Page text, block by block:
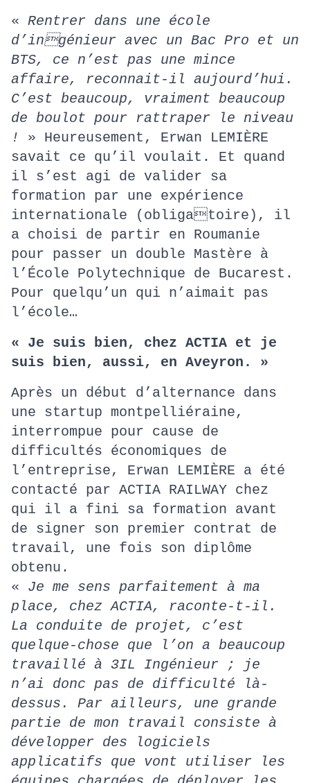
« Rentrer dans une école
d’ingénieur avec un Bac Pro et un
BTS, ce n’est pas une mince
affaire, reconnait-il aujourd’hui.
C’est beaucoup, vraiment beaucoup
de boulot pour rattraper le niveau
! » Heureusement, Erwan LEMIÈRE
savait ce qu’il voulait. Et quand
il s’est agi de valider sa
formation par une expérience
internationale (obligatoire), il
a choisi de partir en Roumanie
pour passer un double Mastère à
l’École Polytechnique de Bucarest.
Pour quelqu’un qui n’aimait pas
l’école…
« Je suis bien, chez ACTIA et je
suis bien, aussi, en Aveyron. »
Après un début d’alternance dans
une startup montpelliéraine,
interrompue pour cause de
difficultés économiques de
l’entreprise, Erwan LEMIÈRE a été
contacté par ACTIA RAILWAY chez
qui il a fini sa formation avant
de signer son premier contrat de
travail, une fois son diplôme
obtenu.
« Je me sens parfaitement à ma
place, chez ACTIA, raconte-t-il.
La conduite de projet, c’est
quelque-chose que l’on a beaucoup
travaillé à 3IL Ingénieur ; je
n’ai donc pas de difficulté là-
dessus. Par ailleurs, une grande
partie de mon travail consiste à
développer des logiciels
applicatifs que vont utiliser les